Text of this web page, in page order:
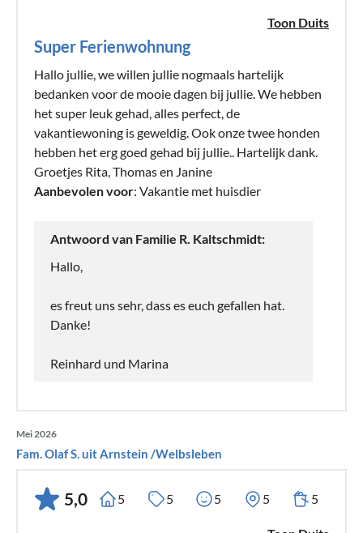
Toon Duits
Super Ferienwohnung
Hallo jullie, we willen jullie nogmaals hartelijk
bedanken voor de mooie dagen bij jullie. We hebben
het super leuk gehad, alles perfect, de
vakantiewoning is geweldig. Ook onze twee honden
hebben het erg goed gehad bij jullie.. Hartelijk dank.
Groetjes Rita, Thomas en Janine
Aanbevolen voor: Vakantie met huisdier
Antwoord van Familie R. Kaltschmidt:
Hallo,
es freut uns sehr, dass es euch gefallen hat.
Danke!
Reinhard und Marina
Mei 2026
Fam. Olaf S. uit Arnstein /Welbsleben
5,0 5 5 5 5 5